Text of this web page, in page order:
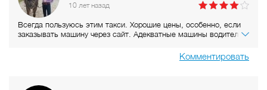
10 летназад
Всегда пользуюсь этим такси. Хорошие цены, особенно, если
заказывать машину через сайт. Адекватные машины водители)
Комментировать